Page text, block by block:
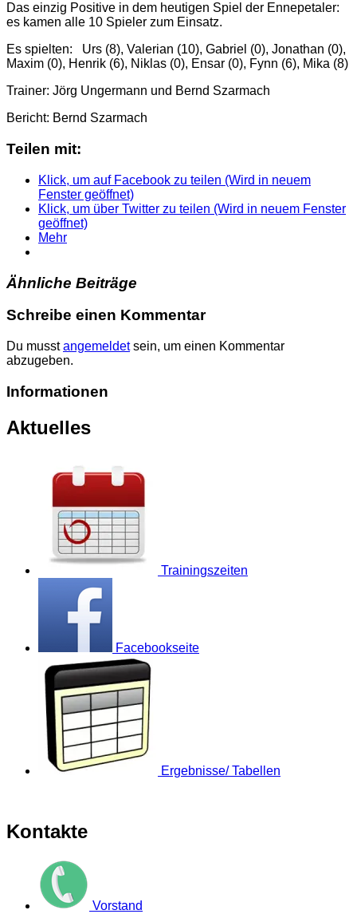
Das einzig Positive in dem heutigen Spiel der Ennepetaler:
es kamen alle 10 Spieler zum Einsatz.
Es spielten: Urs (8), Valerian (10), Gabriel (0), Jonathan (0),
Maxim (0), Henrik (6), Niklas (0), Ensar (0), Fynn (6), Mika (8)
Trainer: Jörg Ungermann und Bernd Szarmach
Bericht: Bernd Szarmach
Teilen mit:
Klick, um auf Facebook zu teilen (Wird in neuem
Fenster geöffnet)
Klick, um über Twitter zu teilen (Wird in neuem Fenster
geöffnet)
Mehr
Ähnliche Beiträge
Schreibe einen Kommentar
Du musstangemeldetsein, um einen Kommentar
abzugeben.
Informationen
Aktuelles
Trainingszeiten
Facebookseite
Ergebnisse/ Tabellen
Kontakte
Vorstand